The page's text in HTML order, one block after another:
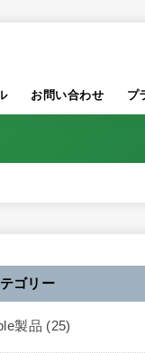
お問い合わせ プ
ゴリー
製品 (25)